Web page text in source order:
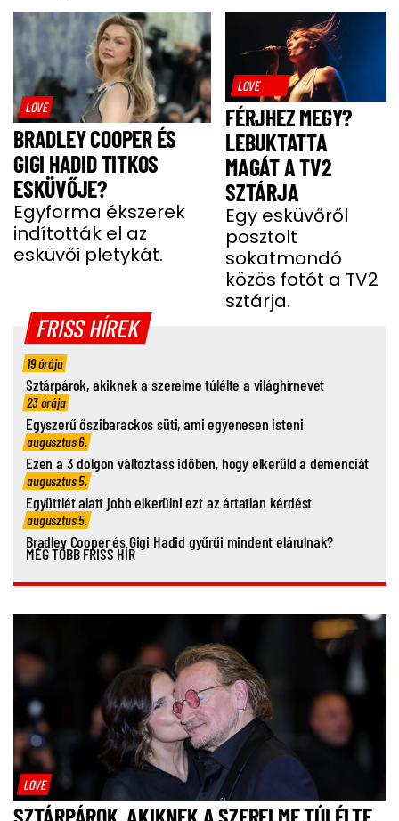
LOVE
BRADLEY COOPER ÉS
GIGI HADID TITKOS
ESKÜVŐJE?
Egyforma ékszerek
indították el az
esküvői pletykát.
LOVE
FÉRJHEZ MEGY?
LEBUKTATTA
MAGÁT A TV2
SZTÁRJA
Egy esküvőről
posztolt
sokatmondó
közös fotót a TV2
sztárja.
FRISS HÍREK
19 órája
Sztárpárok, akiknek a szerelme túlélte a világhírnevet
23 órája
Egyszerű őszibarackos süti, ami egyenesen isteni
augusztus 6.
Ezen a 3 dolgon változtass időben, hogy elkerüld a demenciát
augusztus 5.
Együttlét alatt jobb elkerülni ezt az ártatlan kérdést
augusztus 5.
Bradley Cooper és Gigi Hadid gyűrűi mindent elárulnak?
MÉG TÖBB FRISS HÍR
LOVE